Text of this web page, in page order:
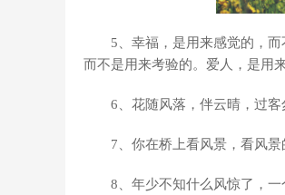
5、幸福，是用来感觉的，
而不是用来考验的。爱人，是用
6、花随风落，伴云晴，过
7、你在桥上看风景，看风
8、年少不知什么风惊了，